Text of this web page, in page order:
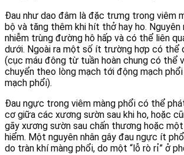
Đau như dao đâm là đặc trưng trong viêm
bộ và tăng thêm khi hít thở hay ho. Nguyên
nhiễm trùng đường hô hấp và có thể liên
dưới. Ngoài ra một số ít trường hợp có thể
(cục máu đông từ tuần hoàn chung có thể
chuyển theo lòng mạch tới động mạch
mạch phổi).
Đau ngực trong viêm màng phổi có thể
cơ giữa các xương sườn sau khi ho, hoặc
gãy xương sườn sau chấn thương hoặc
hiểm. Một nguyên nhân gây đau ngực ít
do tràn khí màng phổi, do một “lỗ rò rỉ” ở